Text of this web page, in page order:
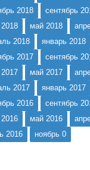
2018 сентябрь
май 2018
2018 январь 2018
2017 сентябрь
май 2017
2017 январь 2017
2016 сентябрь
май 2016
2016 ноябрь 0